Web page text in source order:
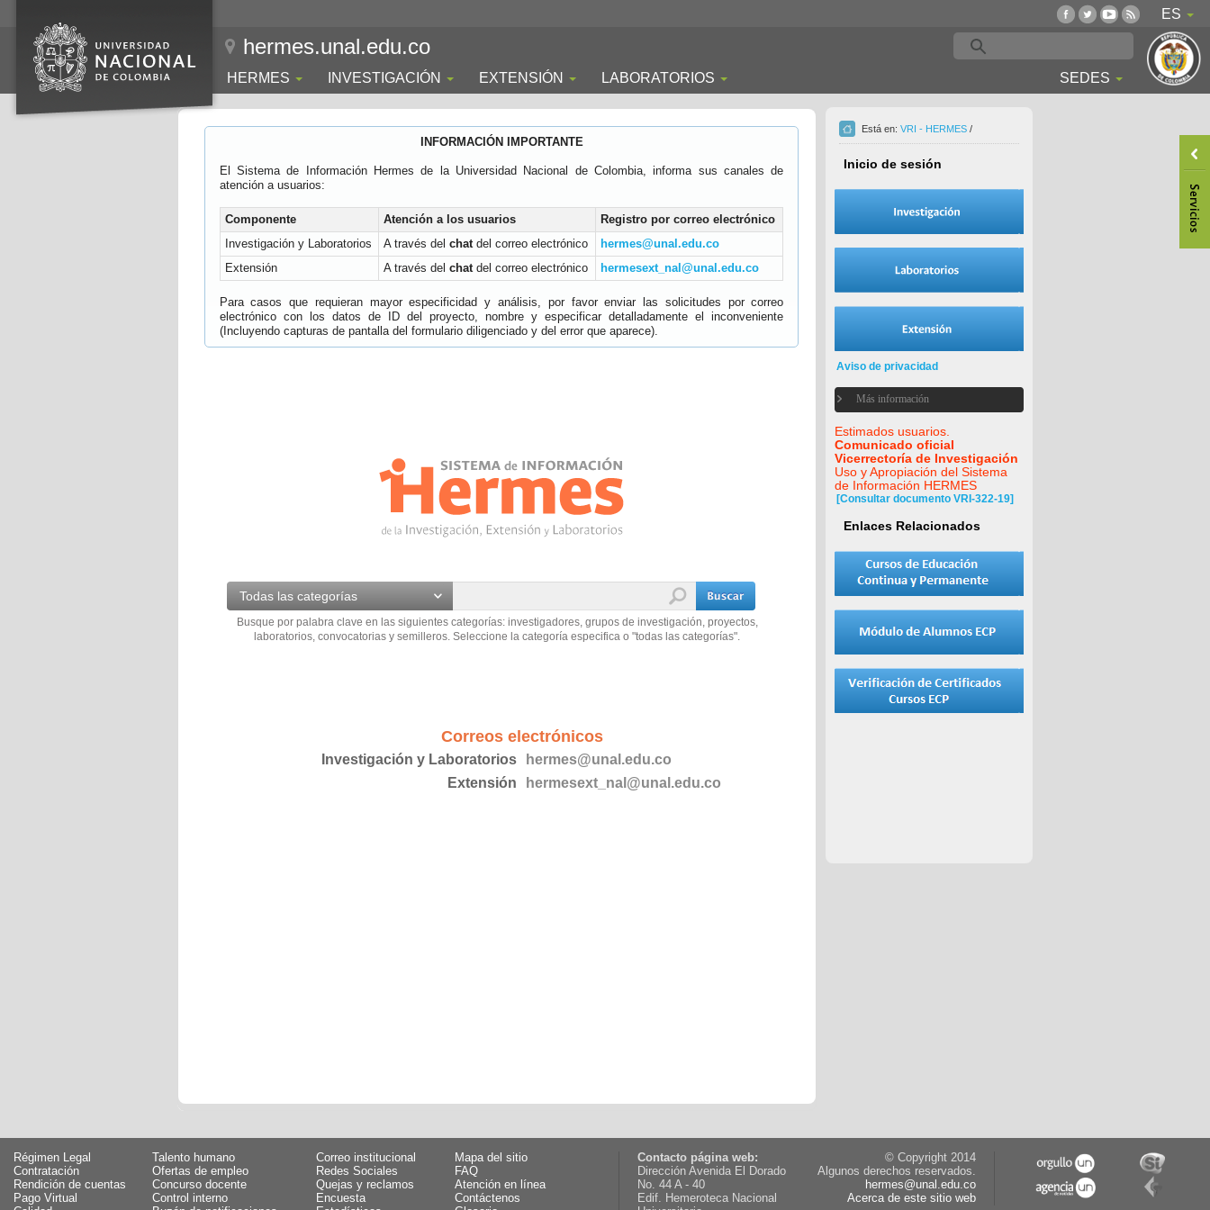
ES
hermes.unal.edu.co
HERMES INVESTIGACIÓN EXTENSIÓN LABORATORIOS SEDES
INFORMACIÓN IMPORTANTE
El Sistema de Información Hermes de la Universidad Nacional de Colombia, informa sus canales de
atención a usuarios:
Componente Atención a los usuarios
Registro por correo electrónico
Investigación y Laboratorios
A través del chatdel correo electrónico
hermes@unal.edu.co
Extensión
A través del chatdel correo electrónico hermesext_nal@unal.edu.co
Para casos que requieran mayor especificidad y análisis, por favor enviar las solicitudes por correo
electrónico con los datos de ID del proyecto, nombre y especificar detalladamente el inconveniente
(Incluyendo capturas de pantalla del formulario diligenciado y del error que aparece).
Todas las categorías
Busque por palabra clave en las siguientes categorías: investigadores, grupos de investigación, proyectos,
laboratorios, convocatorias y semilleros. Seleccione la categoría especifica o "todas las categorías".
Correos electrónicos
Investigación y Laboratorios
hermes@unal.edu.co
Extensión
hermesext_nal@unal.edu.co
Está en: VRI - HERMES /
Inicio de sesión
Aviso de privacidad
Más información
Estimados usuarios.
Comunicado oficial
Vicerrectoría de Investigación
Uso y Apropiación del Sistema
de Información HERMES
[Consultar documento VRI-322-19]
Enlaces Relacionados
Régimen Legal
Talento humano
Contratación
Ofertas de empleo
Rendición de cuentas
Concurso docente
Pago Virtual
Control interno
Correo institucional
Mapa del sitio
Redes Sociales
FAQ
Quejas y reclamos
Atención en línea
Encuesta
Contáctenos
Contacto página web:
Dirección Avenida El Dorado
No. 44 A - 40
Edif. Hemeroteca Nacional
© Copyright 2014
Algunos derechos reservados.
hermes@unal.edu.co
Acerca de este sitio web